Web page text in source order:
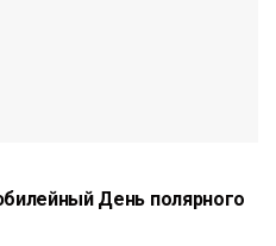
День полярного